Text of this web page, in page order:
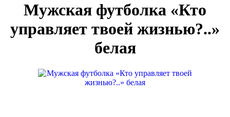
Мужская футболка «Кто
управляет твоей жизнью?..»
белая